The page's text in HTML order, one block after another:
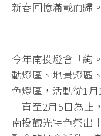
新春回憶滿載而歸。
今年南投燈會「絢
動燈區、地景燈區
色燈區，活動從1
一直至2月5日為止
南投觀光特色祭出